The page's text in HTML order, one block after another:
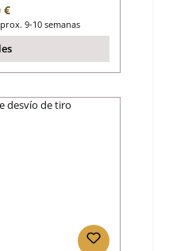
normal:
€
9-10 semanas